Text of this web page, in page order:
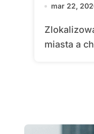
mar 22,
Zlokalizowanie silnego połączenia pomiędzy unikalnymi cechami nadmorskiego
miasta a